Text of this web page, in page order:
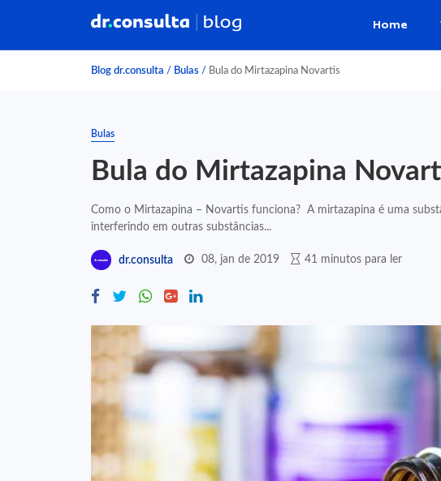
Home
Blog dr.consulta / Bulas / Bula do Mirtazapina Novartis
Bulas
Bula do Mirtazapina
Como o Mirtazapina – Novartis funciona? A mirtazapina é uma
interferindo em outras substâncias...
dr.consulta 08, jan de 2019 41 minutos para ler